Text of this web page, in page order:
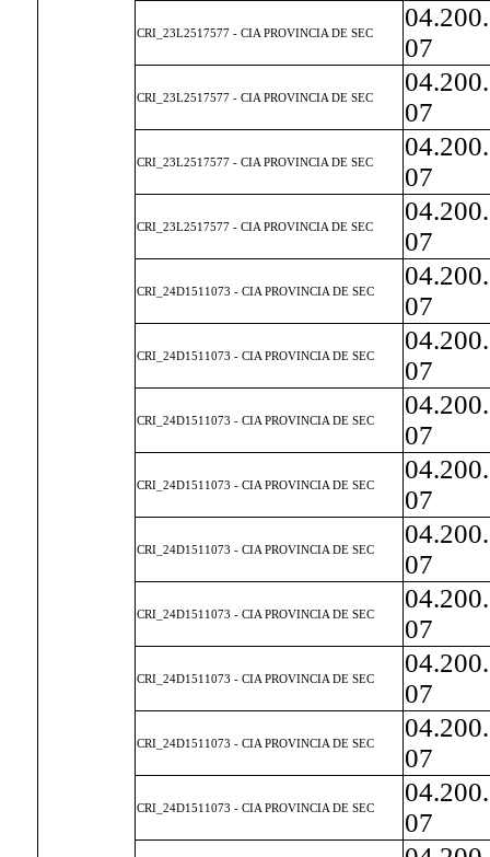
CRI_23L2517577 - CIA PROVINCIA DE SEC
07
CRI_23L2517577 - CIA PROVINCIA DE SEC
07
CRI_23L2517577 - CIA PROVINCIA DE SEC
07
CRI_23L2517577 - CIA PROVINCIA DE SEC
07
CRI_24D1511073 - CIA PROVINCIA DE SEC
07
CRI_24D1511073 - CIA PROVINCIA DE SEC
07
CRI_24D1511073 - CIA PROVINCIA DE SEC
07
CRI_24D1511073 - CIA PROVINCIA DE SEC
07
CRI_24D1511073 - CIA PROVINCIA DE SEC
07
CRI_24D1511073 - CIA PROVINCIA DE SEC
07
CRI_24D1511073 - CIA PROVINCIA DE SEC
07
CRI_24D1511073 - CIA PROVINCIA DE SEC
07
CRI_24D1511073 - CIA PROVINCIA DE SEC
07